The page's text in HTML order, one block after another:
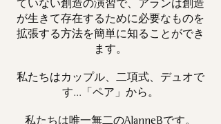
ていない創造の演習で、アランは創造
が生きて存在するために必要なものを
拡張する方法を簡単に知ることができ
ます。
私たちはカップル、二項式、デュオで
す...「ペア」から。
私たちは唯一無二の です。